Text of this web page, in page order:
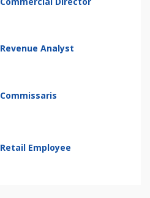
Revenue Analyst
Commissaris
Retail Employee